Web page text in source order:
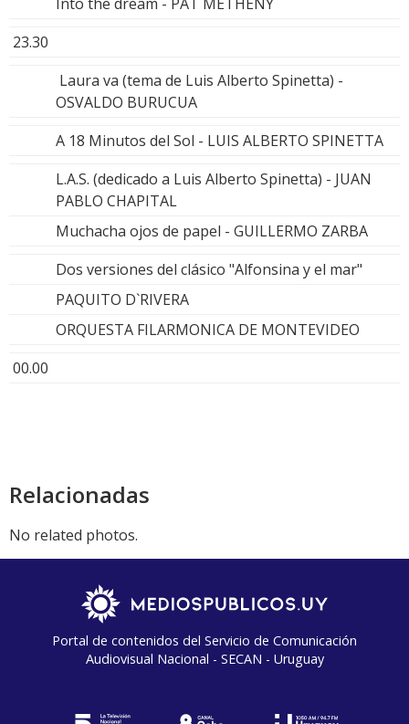
23.30
Laura va (tema de Luis Alberto Spinetta) -
OSVALDO BURUCUA
A 18 Minutos del Sol - LUIS ALBERTO SPINETTA
L.A.S. (dedicado a Luis Alberto Spinetta) - JUAN
PABLO CHAPITAL
Muchacha ojos de papel - GUILLERMO ZARBA
Dos versiones del clásico "Alfonsina y el mar"
PAQUITO D`RIVERA
ORQUESTA FILARMONICA DE MONTEVIDEO
00.00
Relacionadas
No related photos.
Portal de contenidos del Servicio de Comunicación
Audiovisual Nacional - SECAN - Uruguay